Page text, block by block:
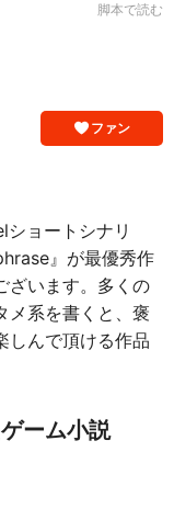
脚本で読む
ファン
ョートシナリ
』が最優秀作
ざいます。多くの
メ系を書くと、褒
しんで頂ける作品
ーム小説